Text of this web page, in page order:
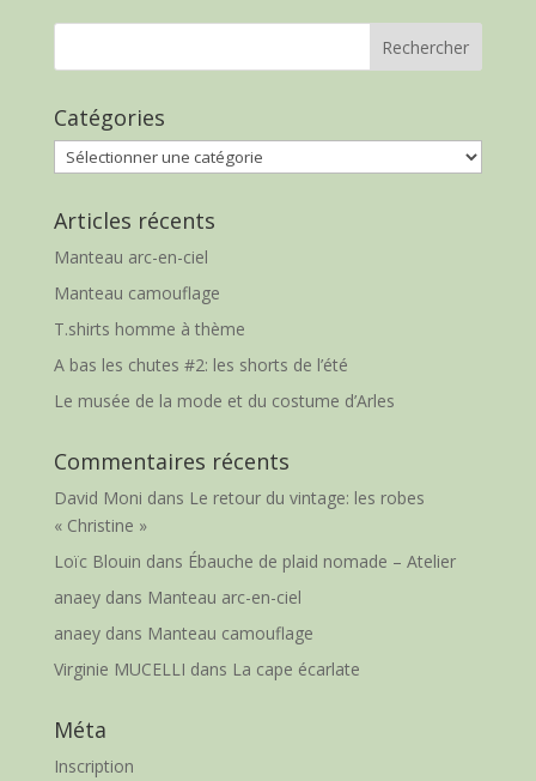
Catégories
Catégories
Articles récents
Manteau arc-en-ciel
Manteau camouflage
T.shirts homme à thème
A bas les chutes #2: les shorts de l’été
Le musée de la mode et du costume d’Arles
Commentaires récents
David Moni dans Le retour du vintage: les robes
« Christine »
Loïc Blouin dans Ébauche de plaid nomade – Atelier
anaeydans Manteau arc-en-ciel
anaeydans Manteau camouflage
Virginie MUCELLI dans La cape écarlate
Méta
Inscription